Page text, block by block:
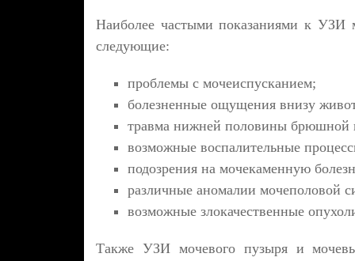
Наиболее частыми показаниями к УЗИ
следующие:
проблемы с мочеиспусканием;
болезненные ощущения внизу
травма нижней половины брюшной
возможные воспалительные
подозрения на мочекаменную
различные аномалии мочеполовой
возможные злокачественные
Также УЗИ мочевого пузыря и